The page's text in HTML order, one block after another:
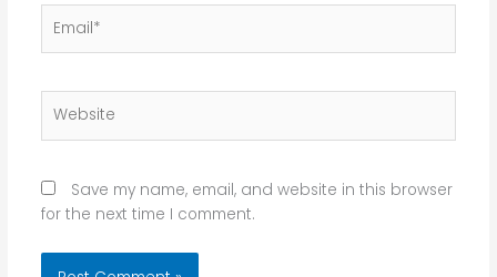
Save my name, email, and website in this browser
for the next time I comment.